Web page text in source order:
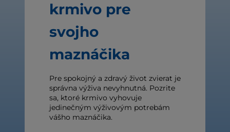
krmivo pre
svojho
maznáčika
Pre spokojný a zdravý život zvierat je
správna výživa nevyhnutná. Pozrite
sa, ktoré krmivo vyhovuje
jedinečným výživovým potrebám
vášho maznáčika.